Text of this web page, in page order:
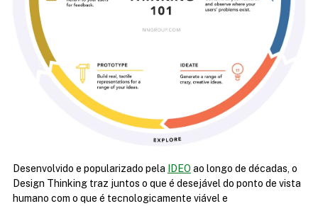
Desenvolvido e popularizado pela IDEO ao longo de décadas, o
Design Thinking traz juntos o que é desejável do ponto de vista
humano com o que é tecnologicamente viável e